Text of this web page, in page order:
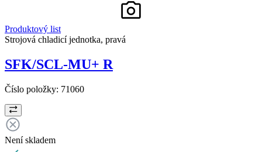
Produktový list
Strojová chladicí jednotka, pravá
SFK/SCL-MU+ R
Číslo položky: 71060
Není skladem